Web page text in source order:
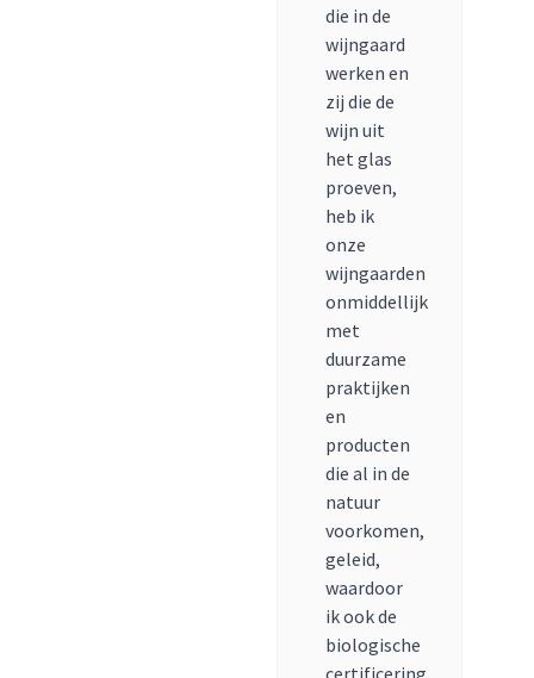
die in de
wijngaard
werken en
zij die de
wijn uit
het glas
proeven,
heb ik
onze
wijngaarden
onmiddellijk
met
duurzame
praktijken
en
producten
die al in de
natuur
voorkomen,
geleid,
waardoor
ik ook de
biologische
certificering